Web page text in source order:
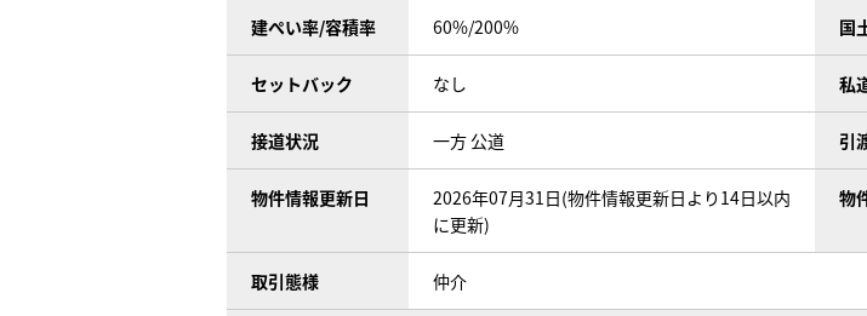
建ぺい率/容積率 60%/200% 国
セットバック なし 私
接道状況 一方 公道 引
物件情報更新日
2026年07月31日(物件情報更新日より14日以内
に更新)
物
取引態様 仲介